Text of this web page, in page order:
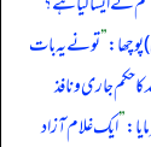
”تو نے یہ بات
حکم جاری و نافذ
”ایک غلام آزاد